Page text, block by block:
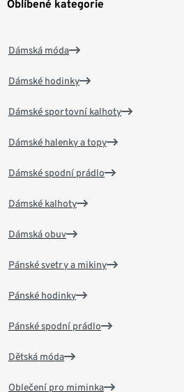
Oblíbené kategorie
Dámská móda
Dámské hodinky
Dámské sportovní kalhoty
Dámské halenky a topy
Dámské spodní prádlo
Dámské kalhoty
Dámská obuv
Pánské svetry a mikiny
Pánské hodinky
Pánské spodní prádlo
Dětská móda
Oblečení pro miminka